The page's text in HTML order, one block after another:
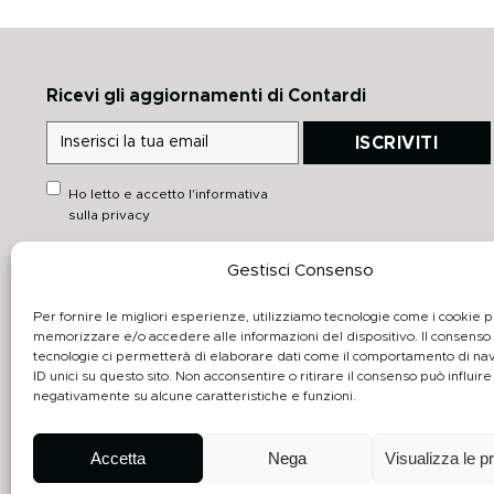
Gestisci Consenso
Per fornire le migliori esperienze, utilizziamo tecnologie come i cookie
memorizzare e/o accedere alle informazioni del dispositivo. Il consenso
tecnologie ci permetterà di elaborare dati come il comportamento di
ID unici su questo sito. Non acconsentire o ritirare il consenso può influire
negativamente su alcune caratteristiche e funzioni.
Accetta Nega Visualizza le
Ricevi gli aggiornamenti di Contardi
Ho letto e accetto l'informativa
sulla privacy
ISCRIVITI
Heritage
Prodotti Collezione
Realizzazioni
Downloads
Catalogo generale
Schede tecniche